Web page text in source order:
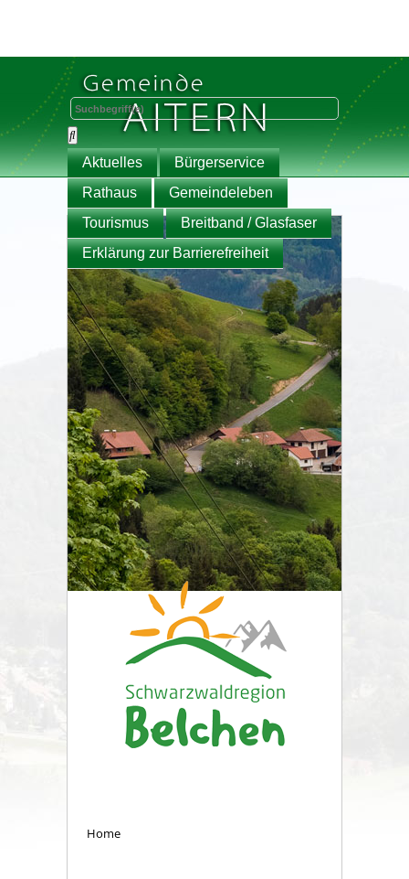
Aktuelles
Bürgerservice
Rathaus
Gemeindeleben
Tourismus
Breitband / Glasfaser
Erklärung zur Barrierefreiheit
Home